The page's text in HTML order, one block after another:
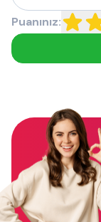
Puanınız: